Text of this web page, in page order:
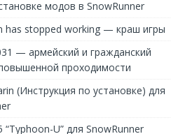
модов в SnowRunner
has stopped working — краш игры
— армейский и гражданский
проходимости
(Инструкция по установке) для
“Typhoon-U” для SnowRunner